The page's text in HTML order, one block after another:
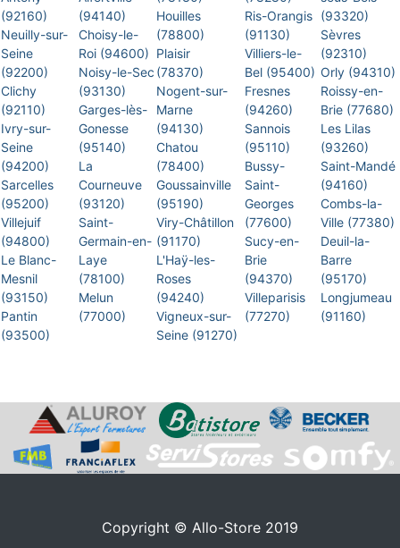
(92160)
Neuilly-sur-
Seine
(92200)
Clichy
(92110)
Ivry-sur-
Seine
(94200)
Sarcelles
(95200)
Villejuif
(94800)
Le Blanc-
Mesnil
(93150)
Pantin
(93500)
(94140)
Choisy-le-
Roi (94600)
Noisy-le-Sec
(93130)
Garges-lès-
Gonesse
(95140)
La
Courneuve
(93120)
Saint-
Germain-en-
Laye
(78100)
Melun
(77000)
Houilles
(78800)
Plaisir
(78370)
Nogent-sur-
Marne
(94130)
Chatou
(78400)
Goussainville
(95190)
Viry-Châtillon
(91170)
L'Haÿ-les-
Roses
(94240)
Vigneux-sur-
Seine (91270)
Ris-Orangis
(91130)
Villiers-le-
Bel (95400)
Fresnes
(94260)
Sannois
(95110)
Bussy-
Saint-
Georges
(77600)
Sucy-en-
Brie
(94370)
Villeparisis
(77270)
(93320)
Sèvres
(92310)
Orly (94310)
Roissy-en-
Brie (77680)
Les Lilas
(93260)
Saint-Mandé
(94160)
Combs-la-
Ville (77380)
Deuil-la-
Barre
(95170)
Longjumeau
(91160)
Copyright © Allo-Store 2019